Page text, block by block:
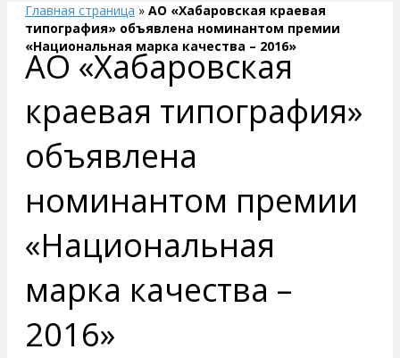
Главная страница » АО «Хабаровская краевая
типография» объявлена номинантом премии
«Национальная марка качества – 2016»
АО «Хабаровская
краевая типография»
объявлена
номинантом премии
«Национальная
марка качества –
2016»